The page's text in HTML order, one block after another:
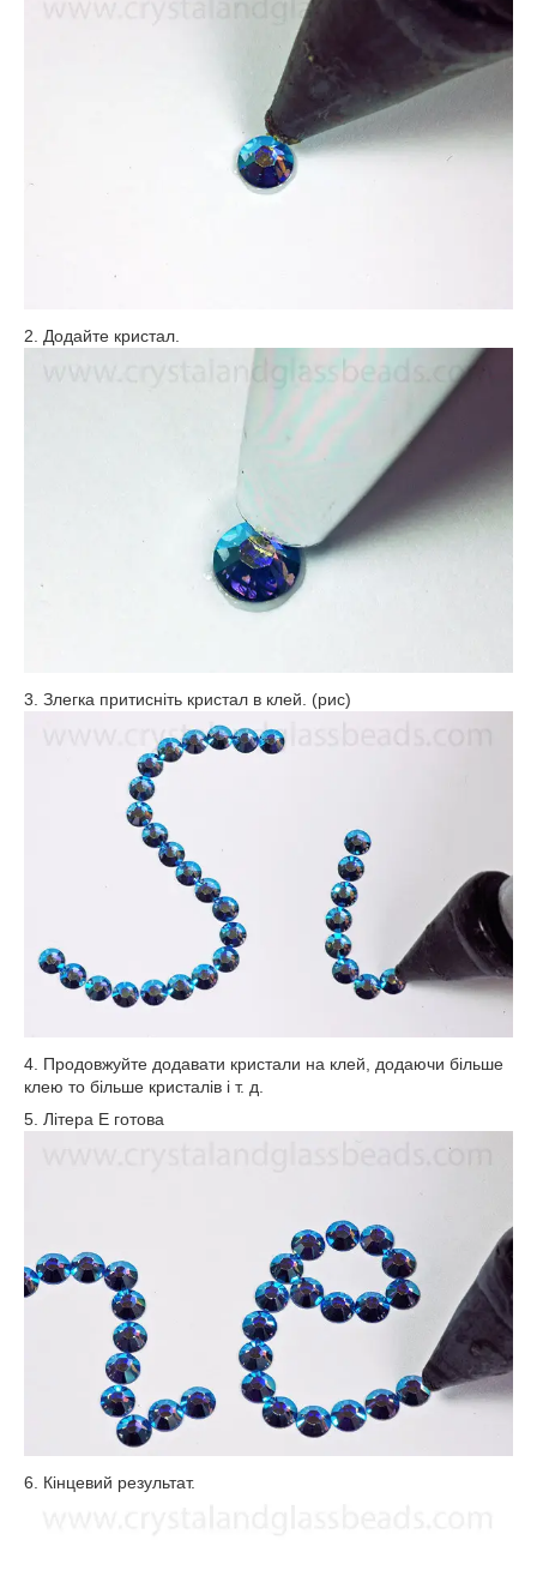
2. Додайте кристал.
3. Злегка притисніть кристал в клей. (рис)
4. Продовжуйте додавати кристали на клей, додаючи більше
клею то більше кристалів і т. д.
5. Літера Е готова
6. Кінцевий результат.